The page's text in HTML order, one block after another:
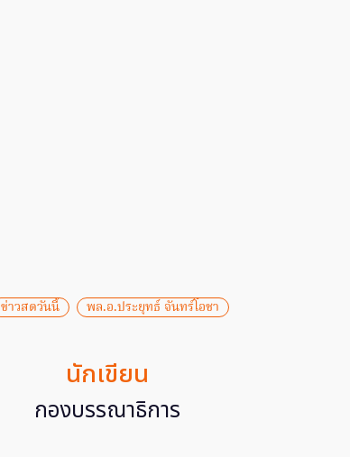
ข่าวสดวันนี้ พล.อ.ประยุทธ์ จันทร์โอชา
นักเขียน
กองบรรณาธิการ